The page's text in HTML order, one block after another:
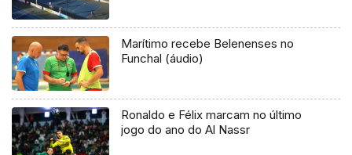
Marítimo recebe Belenenses no
Funchal (áudio)
Ronaldo e Félix marcam no último
jogo do ano do Al Nassr